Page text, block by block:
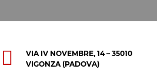
VIA IV NOVEMBRE, 14 – 35010
VIGONZA (PADOVA)